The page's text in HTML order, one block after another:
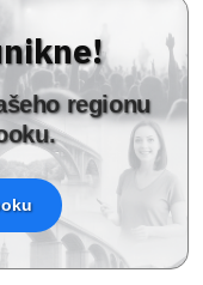
regionu